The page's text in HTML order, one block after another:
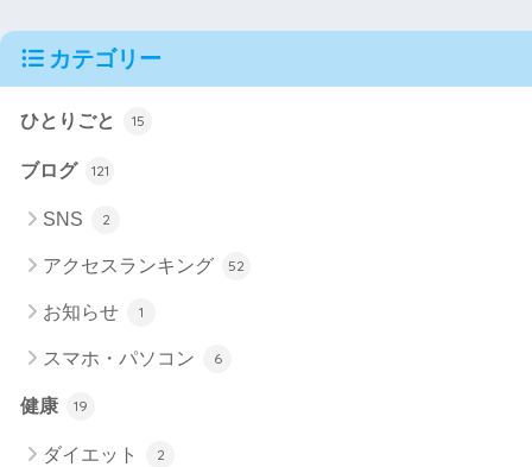
カテゴリー
ひとりごと 15
ブログ 121
SNS 2
アクセスランキング 52
お知らせ 1
スマホ・パソコン 6
健康 19
ダイエット 2